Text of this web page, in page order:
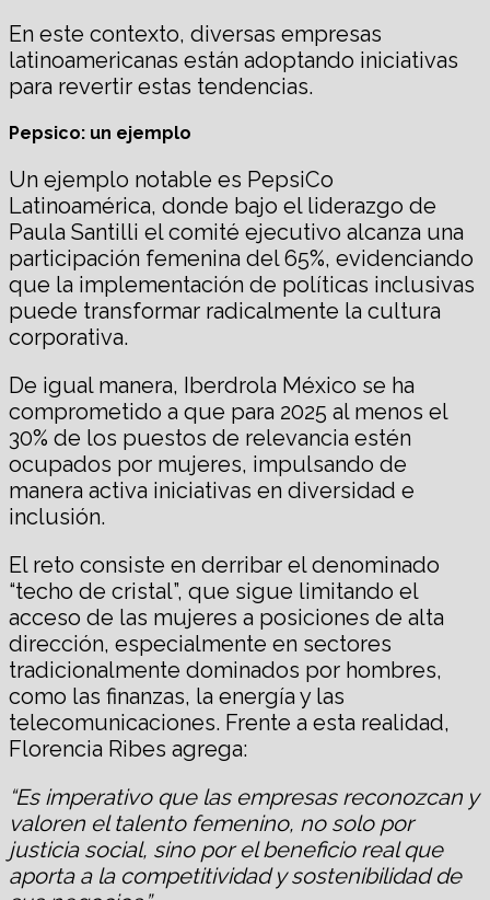
En este contexto, diversas empresas
latinoamericanas están adoptando iniciativas
para revertir estas tendencias.
Pepsico: un ejemplo
Un ejemplo notable es PepsiCo
Latinoamérica, donde bajo el liderazgo de
Paula Santilli el comité ejecutivo alcanza una
participación femenina del 65%, evidenciando
que la implementación de políticas inclusivas
puede transformar radicalmente la cultura
corporativa.
De igual manera, Iberdrola México se ha
comprometido a que para 2025 al menos el
30% de los puestos de relevancia estén
ocupados por mujeres, impulsando de
manera activa iniciativas en diversidad e
inclusión.
El reto consiste en derribar el denominado
“techo de cristal”, que sigue limitando el
acceso de las mujeres a posiciones de alta
dirección, especialmente en sectores
tradicionalmente dominados por hombres,
como las finanzas, la energía y las
telecomunicaciones. Frente a esta realidad,
Florencia Ribes agrega:
“Es imperativo que las empresas reconozcan y
valoren el talento femenino, no solo por
justicia social, sino por el beneficio real que
aporta a la competitividad y sostenibilidad de